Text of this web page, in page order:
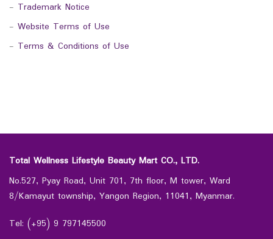
- Trademark Notice
- Website Terms of Use
- Terms & Conditions of Use
Total Wellness Lifestyle Beauty Mart CO., LTD.
No.527, Pyay Road, Unit 701, 7th floor, M tower, Ward
8/Kamayut township, Yangon Region, 11041, Myanmar.
Tel: (+95) 9 797145500